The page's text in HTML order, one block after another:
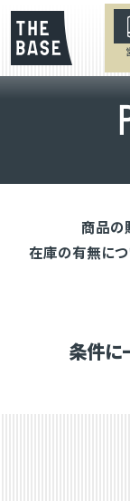
商品の
在庫の有無に
条件に